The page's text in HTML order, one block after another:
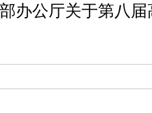
办公厅关于第八